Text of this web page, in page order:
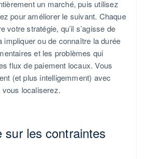
un marché, puis utilisez
pour améliorer le suivant. Chaque
votre stratégie, qu’il s’agisse de
impliquer ou de connaître la durée
et les problèmes qui
flux de paiement locaux. Vous
(et plus intelligemment) avec
localiserez.
sur les contraintes